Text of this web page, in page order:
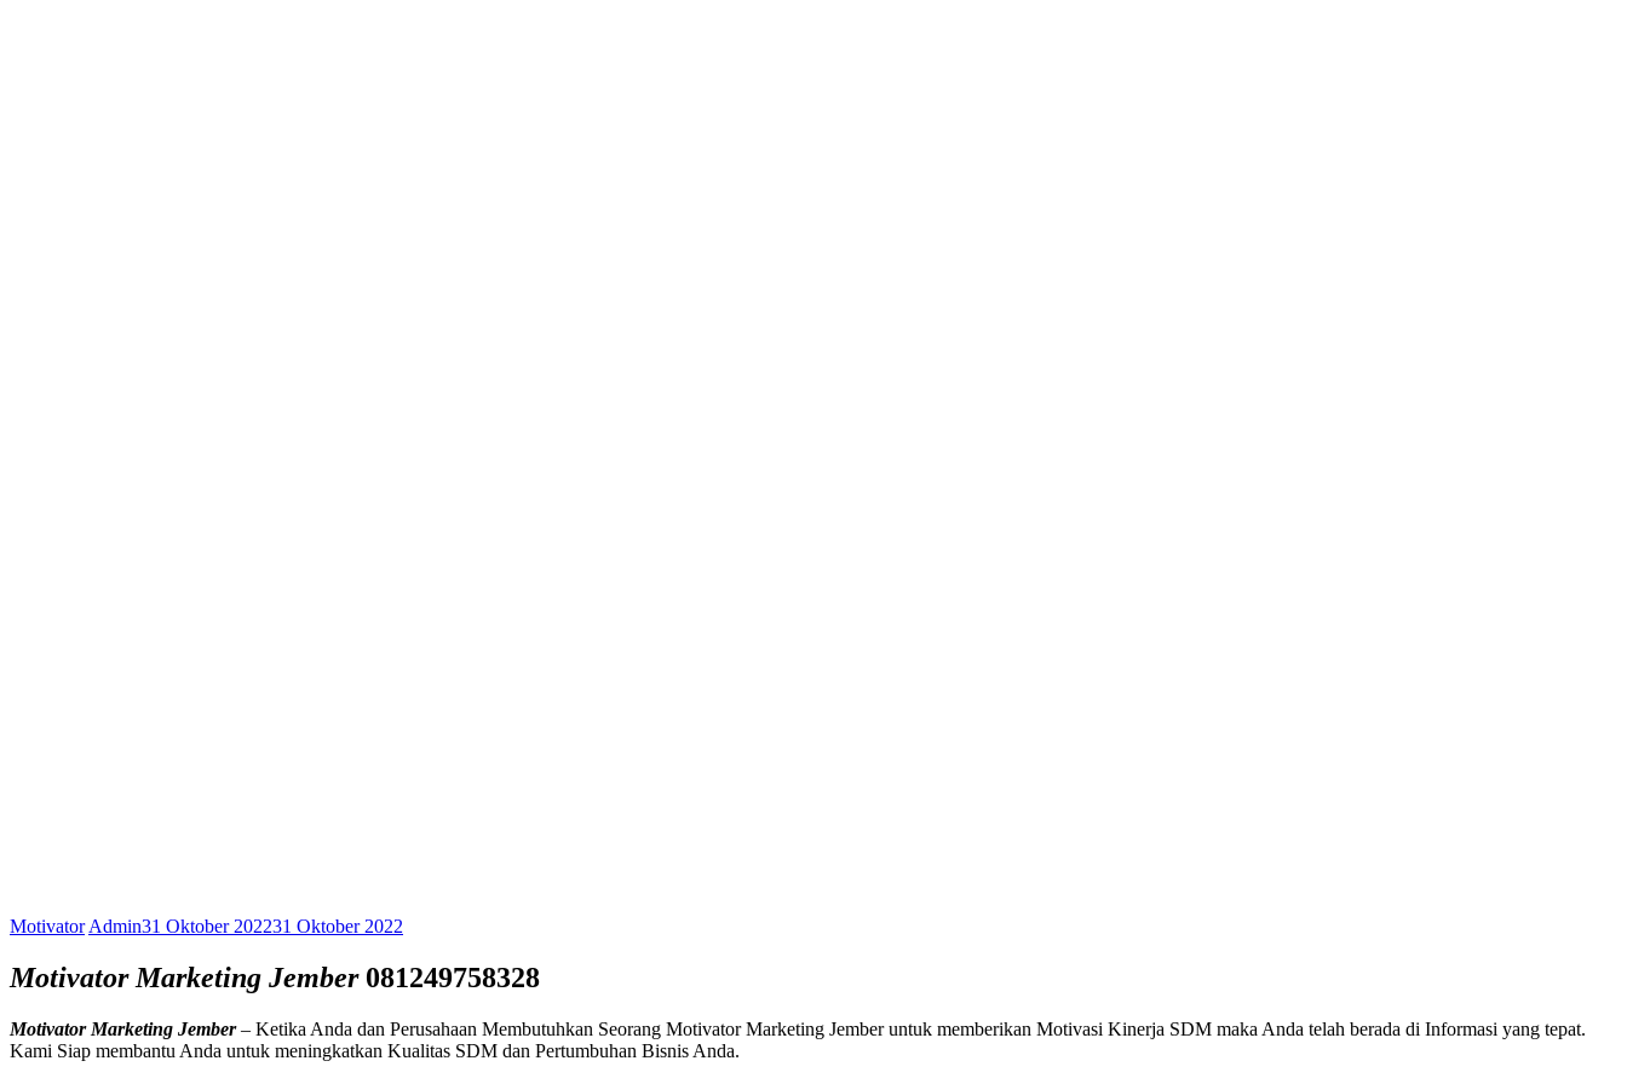
Motivator Admin31 Oktober 202231 Oktober 2022
Motivator Marketing Jember 081249758328
Motivator Marketing Jember– Ketika Anda dan Perusahaan Membutuhkan Seorang Motivator Marketing Jember untuk memberikan Motivasi Kinerja SDM maka Anda telah berada di Informasi yang tepat.
Kami Siap membantu Anda untuk meningkatkan Kualitas SDM dan Pertumbuhan Bisnis Anda.